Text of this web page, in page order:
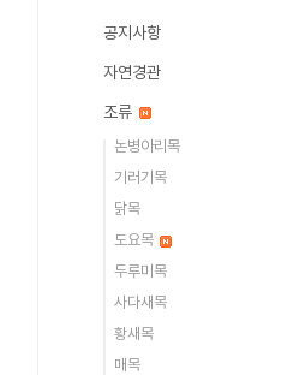
공지사항
자연경관
조류
논병아리목
기러기목
닭목
도요목
두루미목
사다새목
황새목
매목